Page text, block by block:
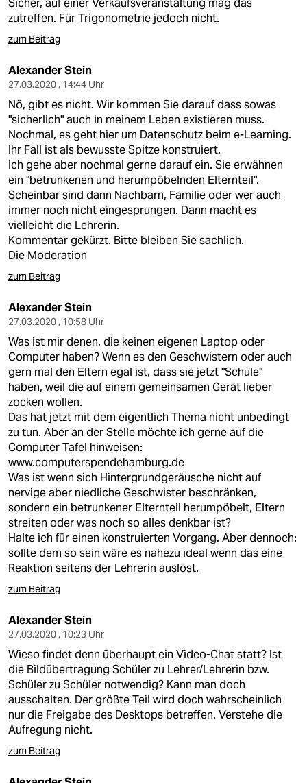
Sicher, auf einer Verkaufsveranstaltung mag das
zutreffen. Für Trigonometrie jedoch nicht.
zum Beitrag
Alexander Stein
27.03.2020 , 14:44 Uhr
Nö, gibt es nicht. Wir kommen Sie darauf dass sowas
"sicherlich" auch in meinem Leben existieren muss.
Nochmal, es geht hier um Datenschutz beim e-Learning.
Ihr Fall ist als bewusste Spitze konstruiert.
Ich gehe aber nochmal gerne darauf ein. Sie erwähnen
ein "betrunkenen und herumpöbelnden Elternteil".
Scheinbar sind dann Nachbarn, Familie oder wer auch
immer noch nicht eingesprungen. Dann macht es
vielleicht die Lehrerin.
Kommentar gekürzt. Bitte bleiben Sie sachlich.
Die Moderation
zum Beitrag
Alexander Stein
27.03.2020 , 10:58 Uhr
Was ist mir denen, die keinen eigenen Laptop oder
Computer haben? Wenn es den Geschwistern oder auch
gern mal den Eltern egal ist, dass sie jetzt "Schule"
haben, weil die auf einem gemeinsamen Gerät lieber
zocken wollen.
Das hat jetzt mit dem eigentlich Thema nicht unbedingt
zu tun. Aber an der Stelle möchte ich gerne auf die
Computer Tafel hinweisen:
www.computerspendehamburg.de
Was ist wenn sich Hintergrundgeräusche nicht auf
nervige aber niedliche Geschwister beschränken,
sondern ein betrunkener Elternteil herumpöbelt, Eltern
streiten oder was noch so alles denkbar ist?
Halte ich für einen konstruierten Vorgang. Aber dennoch:
sollte dem so sein wäre es nahezu ideal wenn das eine
Reaktion seitens der Lehrerin auslöst.
zum Beitrag
Alexander Stein
27.03.2020 , 10:23 Uhr
Wieso findet denn überhaupt ein Video-Chat statt? Ist
die Bildübertragung Schüler zu Lehrer/Lehrerin bzw.
Schüler zu Schüler notwendig? Kann man doch
ausschalten. Der größte Teil wird doch wahrscheinlich
nur die Freigabe des Desktops betreffen. Verstehe die
Aufregung nicht.
zum Beitrag